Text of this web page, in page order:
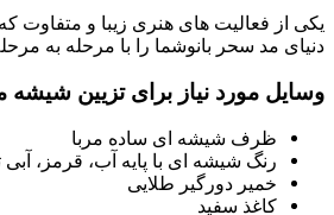
یکی از فعالیت های هنری زیبا و متفاوت
دنیای مد سحر بانوشما را با مرحله به
وسایل مورد نیاز برای تزیین شیشه
ظرف شیشه ای ساده مربا
رنگ شیشه ای با پایه آب، قرمز،
خمیر دورگیر طلایی
کاغذ سفید